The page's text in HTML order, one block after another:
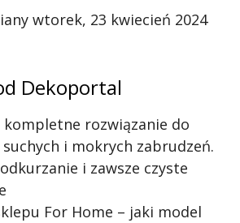
wtorek, 23 kwiecień 2024
Dekoportal
rozwiązanie do
i mokrych zabrudzeń.
i zawsze czyste
For Home – jaki model